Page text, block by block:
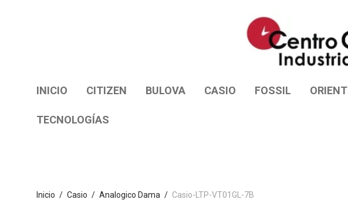
INICIO CITIZEN BULOVA CASIO FOSSIL ORIENT
TECNOLOGÍAS
Inicio / Casio / Analogico Dama / Casio-LTP-VT01GL-7B